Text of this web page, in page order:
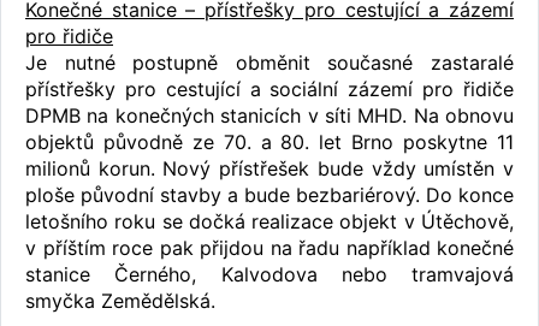
Konečné stanice – přístřešky pro cestující a zázemí
pro řidiče
Je nutné postupně obměnit současné zastaralé
přístřešky pro cestující a sociální zázemí pro řidiče
DPMB na konečných stanicích v síti MHD. Na obnovu
objektů původně ze 70. a 80. let Brno poskytne 11
milionů korun. Nový přístřešek bude vždy umístěn v
ploše původní stavby a bude bezbariérový. Do konce
letošního roku se dočká realizace objekt v Útěchově,
v příštím roce pak přijdou na řadu například konečné
stanice Černého, Kalvodova nebo tramvajová
smyčka Zemědělská.